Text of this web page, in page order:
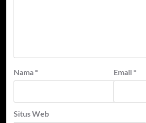
Nama * Email *
Situs Web